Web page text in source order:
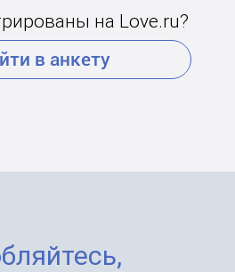
на Love.ru?
в анкету